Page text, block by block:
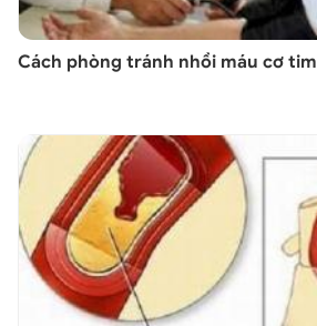
Cách phòng tránh nhồi máu cơ tim